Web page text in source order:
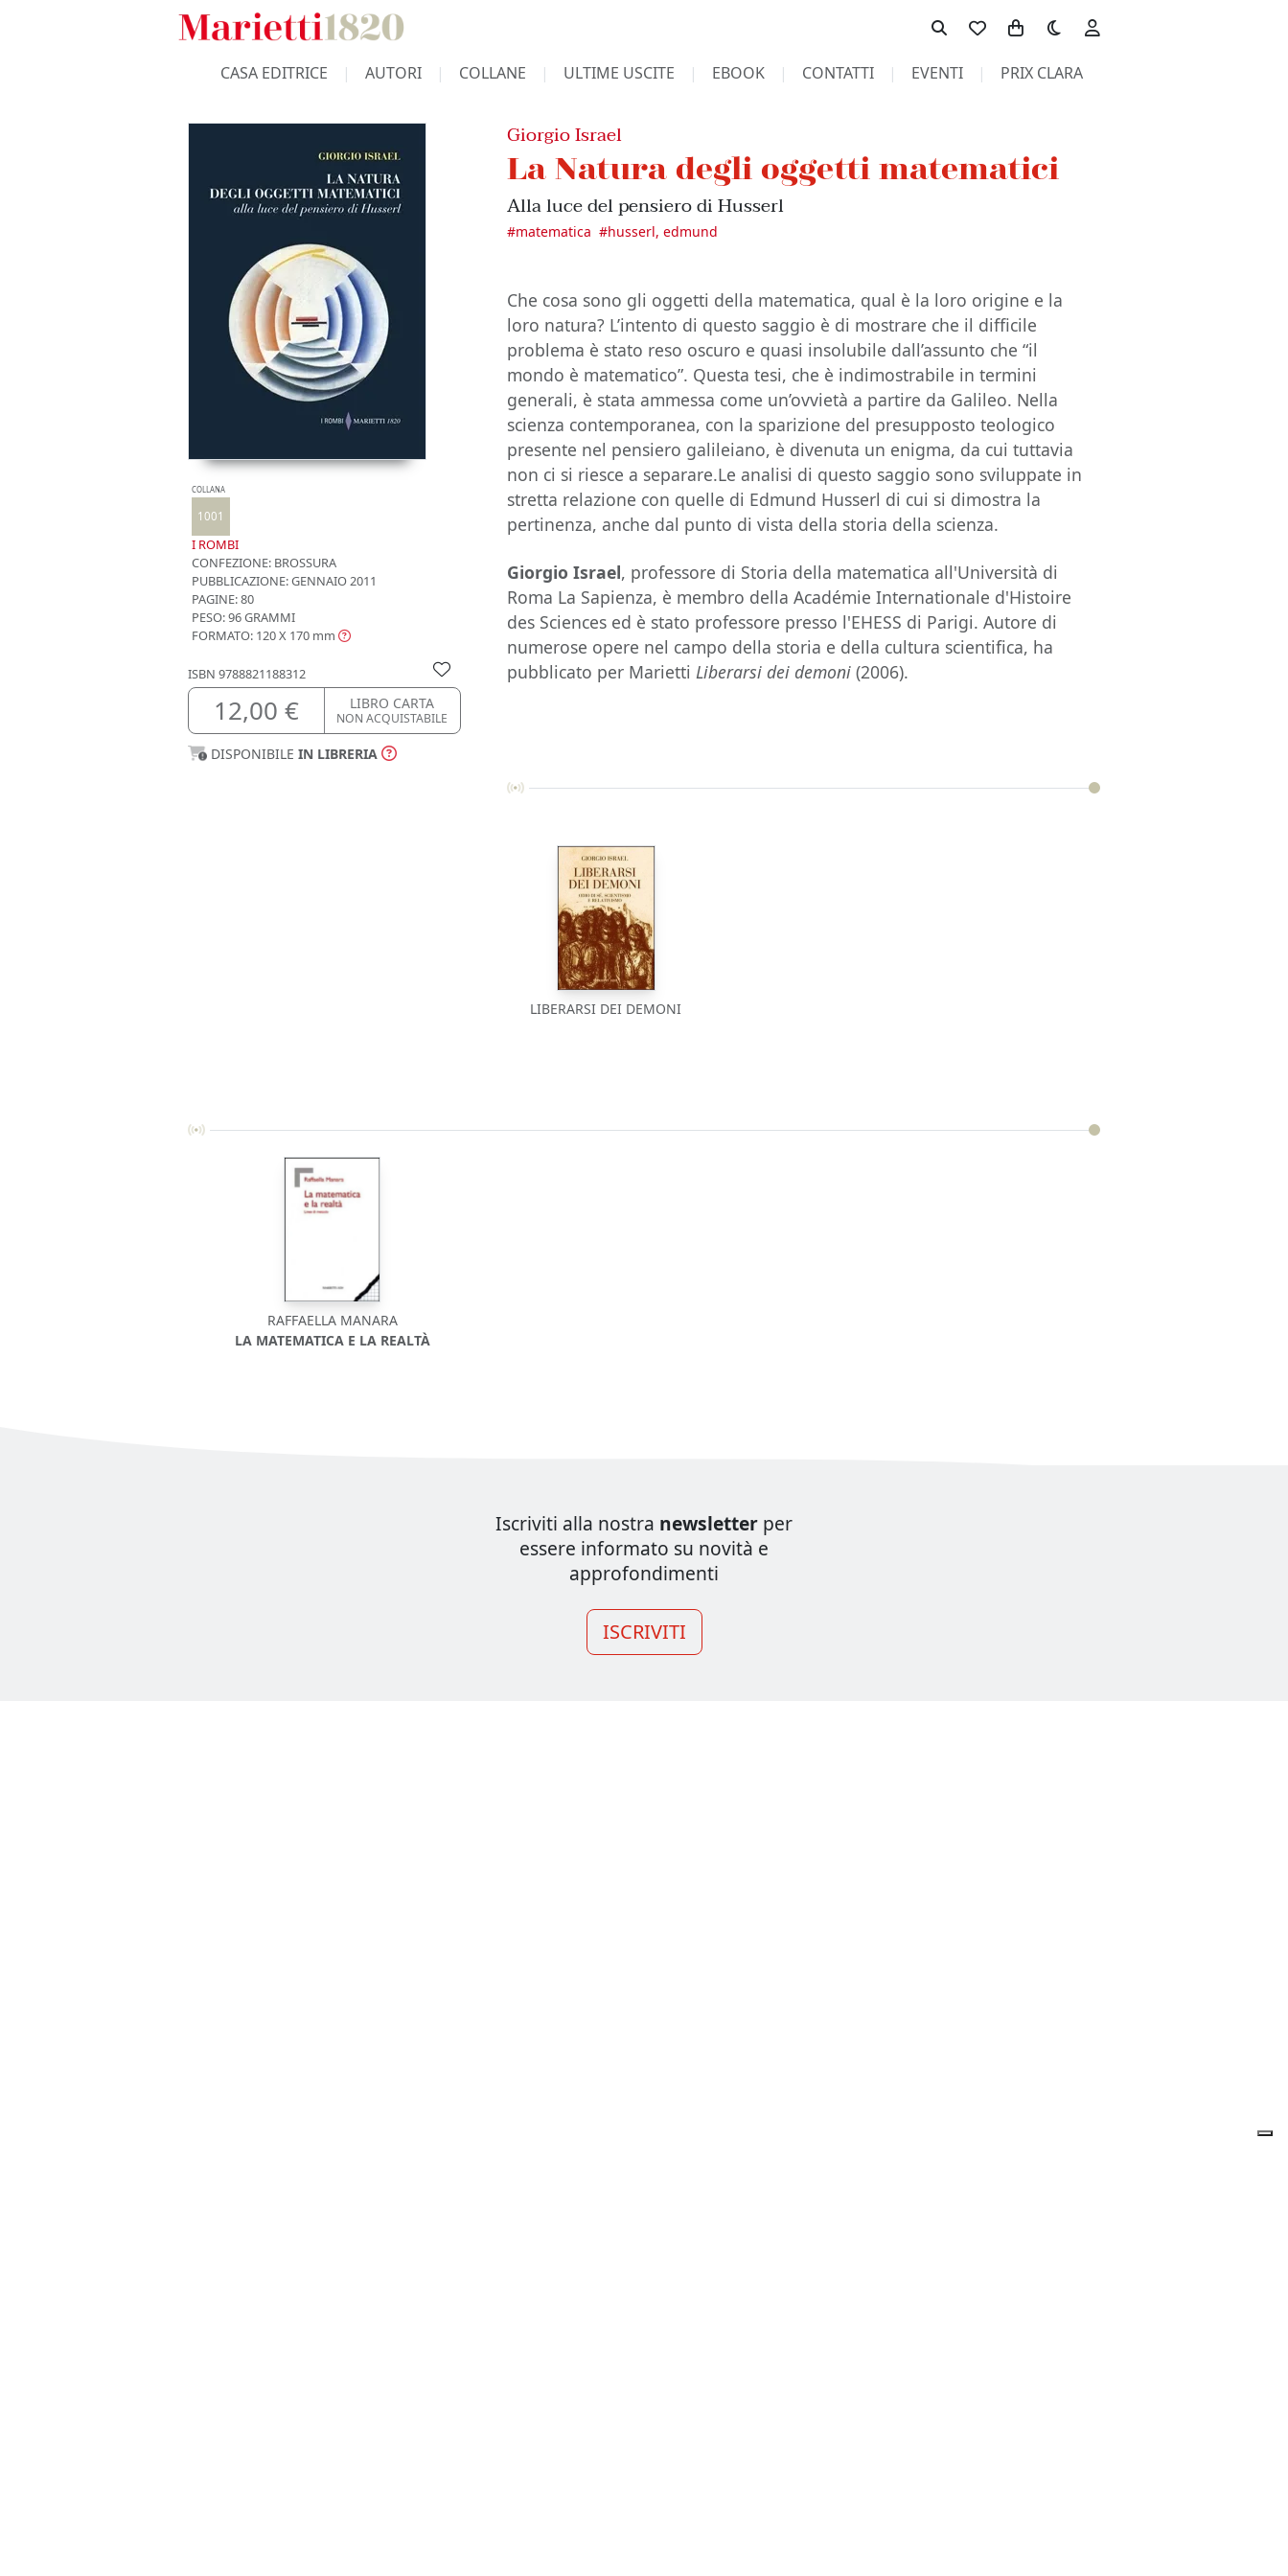
Toggle theme
CASA EDITRICE AUTORI COLLANE ULTIME USCITE EBOOK CONTATTI EVENTI PRIX CLARA
COLLANA
1001
I ROMBI
CONFEZIONE: BROSSURA
PUBBLICAZIONE:GENNAIO 2011
PAGINE: 80
PESO: 96 GRAMMI
FORMATO: 120 X 170 mm
ISBN 9788821188312
12,00 € LIBRO CARTA
NON ACQUISTABILE
DISPONIBILE IN LIBRERIA
Giorgio Israel
La Natura degli oggetti matematici
Alla luce del pensiero di Husserl
#matematica #husserl, edmund
Che cosa sono gli oggetti della matematica, qual è la loro origine e la
loro natura? L’intento di questo saggio è di mostrare che il difficile
problema è stato reso oscuro e quasi insolubile dall’assunto che “il
mondo è matematico”. Questa tesi, che è indimostrabile in termini
generali, è stata ammessa come un’ovvietà a partire da Galileo. Nella
scienza contemporanea, con la sparizione del presupposto teologico
presente nel pensiero galileiano, è divenuta un enigma, da cui tuttavia
non ci si riesce a separare.Le analisi di questo saggio sono sviluppate in
stretta relazione con quelle di Edmund Husserl di cui si dimostra la
pertinenza, anche dal punto di vista della storia della scienza.
Giorgio Israel, professore di Storia della matematica all'Università di
Roma La Sapienza, è membro della Académie Internationale d'Histoire
des Sciences ed è stato professore presso l'EHESS di Parigi. Autore di
numerose opere nel campo della storia e della cultura scientifica, ha
pubblicato per MariettiLiberarsi dei demoni (2006).
LIBERARSI DEI DEMONI
RAFFAELLA MANARA
LA MATEMATICA E LA REALTÀ
Iscriviti alla nostra newsletter per
essere informato su novità e
approfondimenti
ISCRIVITI